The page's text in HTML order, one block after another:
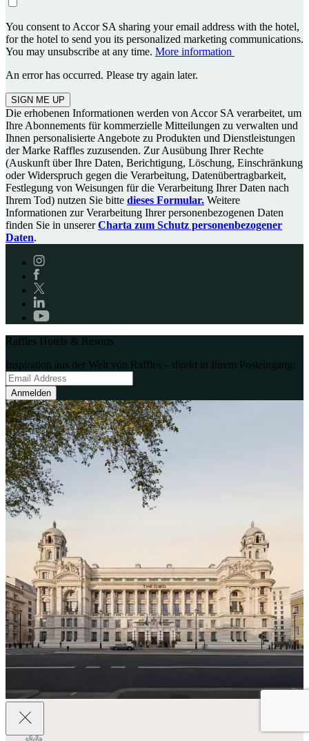
You consent to Accor SA sharing your email address with the hotel,
for the hotel to send you its personalized marketing communications.
You may unsubscribe at any time. More information
An error has occurred. Please try again later.
SIGN ME UP
Die erhobenen Informationen werden von Accor SA verarbeitet, um
Ihre Abonnements für kommerzielle Mitteilungen zu verwalten und
Ihnen personalisierte Angebote zu Produkten und Dienstleistungen
der Marke Raffles zuzusenden. Zur Ausübung Ihrer Rechte
(Auskunft über Ihre Daten, Berichtigung, Löschung, Einschränkung
oder Widerspruch gegen die Verarbeitung, Datenübertragbarkeit,
Festlegung von Weisungen für die Verarbeitung Ihrer Daten nach
Ihrem Tod) nutzen Sie bitte dieses Formular. Weitere
Informationen zur Verarbeitung Ihrer personenbezogenen Daten
finden Sie in unsererCharta zum Schutz personenbezogener
Daten.
Raffles Hotels & Resorts
Inspiration aus der Welt von Raffles – direkt in Ihrem Posteingang:
Anmelden